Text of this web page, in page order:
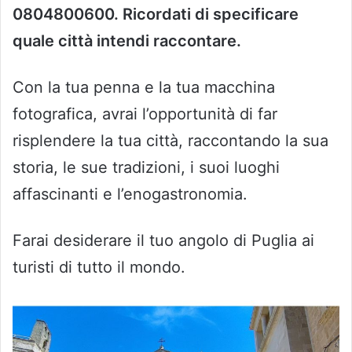
0804800600. Ricordati di specificare
quale città intendi raccontare.
Con la tua penna e la tua macchina
fotografica, avrai l’opportunità di far
risplendere la tua città, raccontando la sua
storia, le sue tradizioni, i suoi luoghi
affascinanti e l’enogastronomia.
Farai desiderare il tuo angolo di Puglia ai
turisti di tutto il mondo.